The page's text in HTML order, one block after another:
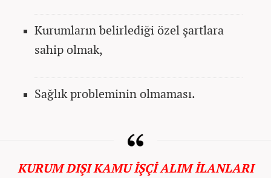
Kurumların belirlediği özel şartlara
sahip olmak,
Sağlık probleminin olmaması.
KURUM DIŞI KAMU İŞÇİ ALIM İLANLARI